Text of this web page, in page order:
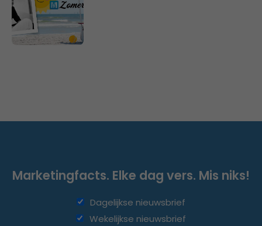
Marketingfacts. Elke dag vers. Mis niks!
Dagelijkse nieuwsbrief
Wekelijkse nieuwsbrief